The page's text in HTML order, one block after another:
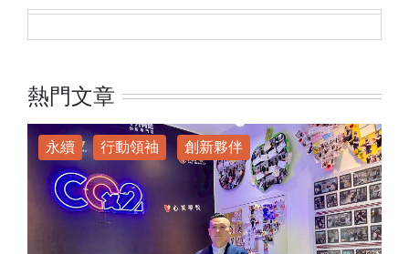
熱門文章
永續 行動領袖 創新夥伴